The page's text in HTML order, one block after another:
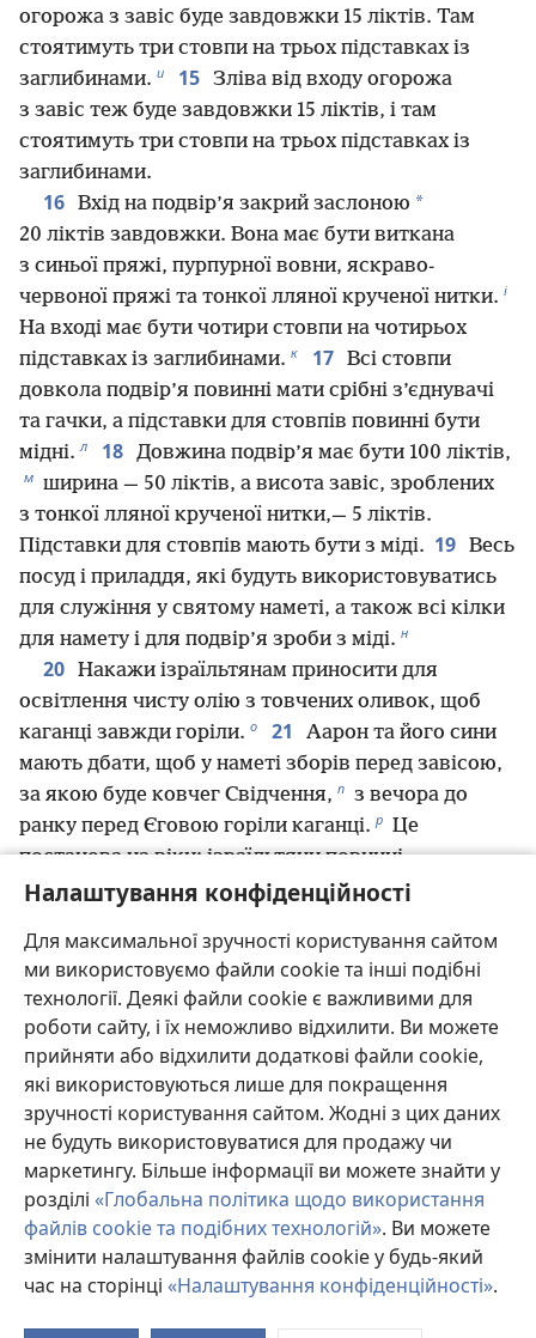
Налаштування конфіденційності
Для максимальної зручності користування сайтом
ми використовуємо файли cookie та інші подібні
технології. Деякі файли cookie є важливими для
роботи сайту, і їх неможливо відхилити. Ви можете
прийняти або відхилити додаткові файли cookie,
які використовуються лише для покращення
зручності користування сайтом. Жодні з цих даних
не будуть використовуватися для продажу чи
маркетингу. Більше інформації ви можете знайти у
розділі «Глобальна політика щодо використання
файлів cookie та подібних технологій». Ви можете
змінити налаштування файлів cookie у будь-який
час на сторінці «Налаштування конфіденційності».
огорожа з завіс буде завдовжки 15 ліктів. Там
стоятимуть три стовпи на трьох підставках із
заглибинами. и 15 Зліва від входу огорожа
з завіс теж буде завдовжки 15 ліктів, і там
стоятимуть три стовпи на трьох підставках із
заглибинами.
16 Вхід на подвір’я закрий заслоною *
20 ліктів завдовжки. Вона має бути виткана
з синьої пряжі, пурпурної вовни, яскраво-
червоної пряжі та тонкої лляної крученої нитки. і
На вході має бути чотири стовпи на чотирьох
підставках із заглибинами. к 17 Всі стовпи
довкола подвір’я повинні мати срібні з’єднувачі
та гачки, а підставки для стовпів повинні бути
мідні. л 18 Довжина подвір’я має бути 100 ліктів,
м ширина — 50 ліктів, а висота завіс, зроблених
з тонкої лляної крученої нитки,— 5 ліктів.
Підставки для стовпів мають бути з міді. 19 Весь
посуд і приладдя, які будуть використовуватись
для служіння у святому наметі, а також всі кілки
для намету і для подвір’я зроби з міді. н
20 Накажи ізраїльтянам приносити для
освітлення чисту олію з товчених оливок, щоб
каганці завжди горіли. о 21
Аарон та його сини
мають дбати, щоб у наметі зборів перед завісою,
за якою буде ковчег Свідчення, п з вечора до
ранку перед Єговою горіли каганці. р Це
постанова на віки; ізраїльтяни повинні
дотримуватися її з покоління в покоління.
Назад Далі
Авторські права на цю публікацію
Copyright© 2026Watch Tower Bible and Tract Society of
Pennsylvania.
УМОВИ ВИКОРИСТАННЯ
ПОЛІТИКА КОНФІДЕНЦІЙНОСТІ
НАЛАШТУВАННЯ КОНФІДЕНЦІЙНОСТІ